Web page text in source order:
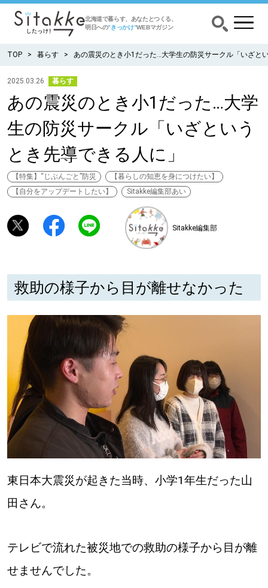
北海道で暮らす、あなたとつくる、
明日への”きっかけ”WEBマガジン
CATEGORY カテゴリー
食べる
出かける
みがく
深める
ゆるむ
SitakkeTV
LOCAL ローカルエリア
all
道北
TOP 暮らす あの震災のとき小1だった…大学生の防災サークル「いざと
2025.03.26 暮らす
あの震災のとき小1だった…大学
生の防災サークル「いざという
とき先導できる人に」
【特集】“じぶんごと”防災
【暮らしの知恵を身につけたい】
【自分をアップデートしたい】
Sitakke編集部あい
Sitakke編集部
救助の様子から目が離せなかった
東日本大震災が起きた当時、小学1年生だった山
田さん。
テレビで流れた被災地での救助の様子から目が離
せませんでした。